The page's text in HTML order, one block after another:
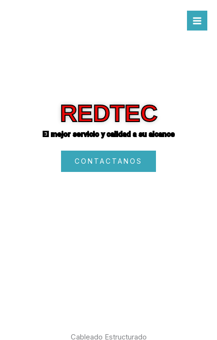
REDTEC
El mejor servicio y calidad a su alcance
CONTACTANOS
Cableado Estructurado